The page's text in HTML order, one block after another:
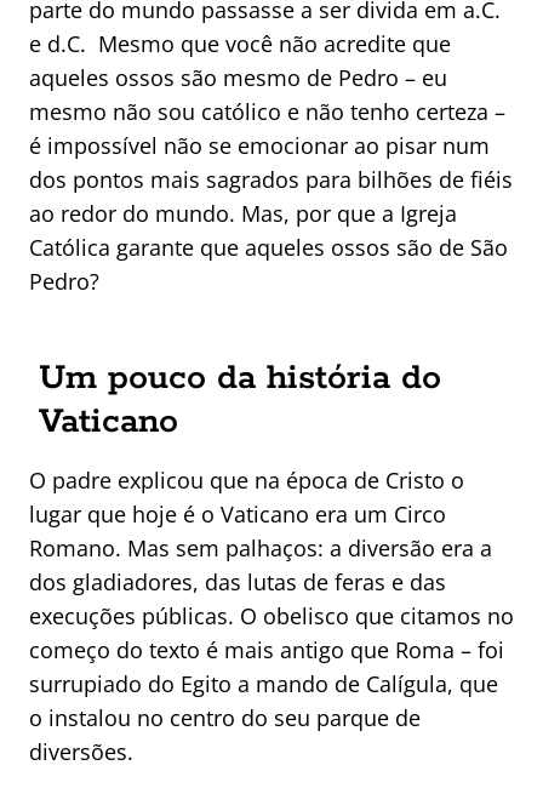
parte do mundo passasse a ser divida em a.C.
e d.C. Mesmo que você não acredite que
aqueles ossos são mesmo de Pedro – eu
mesmo não sou católico e não tenho certeza –
é impossível não se emocionar ao pisar num
dos pontos mais sagrados para bilhões de fiéis
ao redor do mundo. Mas, por que a Igreja
Católica garante que aqueles ossos são de São
Pedro?
Um pouco da história do
Vaticano
O padre explicou que na época de Cristo o
lugar que hoje é o Vaticano era um Circo
Romano. Mas sem palhaços: a diversão era a
dos gladiadores, das lutas de feras e das
execuções públicas. O obelisco que citamos no
começo do texto é mais antigo que Roma – foi
surrupiado do Egito a mando de Calígula, que
o instalou no centro do seu parque de
diversões.